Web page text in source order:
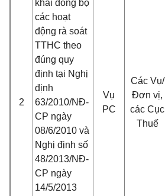
2
khai đồng bộ
các hoạt
động rà soát
TTHC theo
đúng quy
định tại Nghị
định
63/2010/NĐ-
CP ngày
08/6/2010 và
Nghị định số
48/2013/NĐ-
CP ngày
14/5/2013
Vụ
PC
Các Vụ/
Đơn vị,
các Cục
Thuế